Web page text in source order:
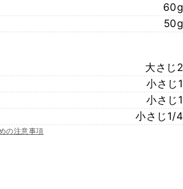
60g
50g
大さじ2
小さじ1
小さじ1
小さじ1/4
の注意事項